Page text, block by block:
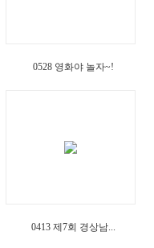
0528 영화야 놀자~!
0413 제7회 경상남...